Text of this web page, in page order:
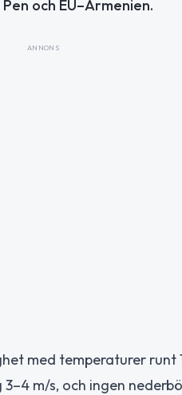
och EU–Armenien.
ANNONS
med temperaturer runt
m/s, och ingen